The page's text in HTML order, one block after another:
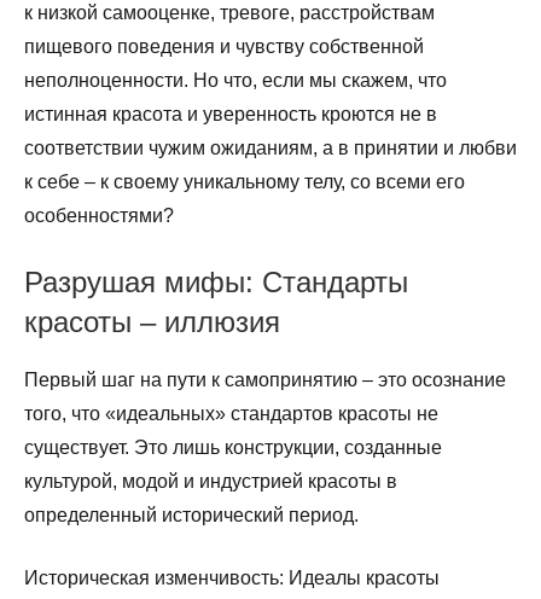
к низкой самооценке, тревоге, расстройствам
пищевого поведения и чувству собственной
неполноценности. Но что, если мы скажем, что
истинная красота и уверенность кроются не в
соответствии чужим ожиданиям, а в принятии и любви
к себе – к своему уникальному телу, со всеми его
особенностями?
Разрушая мифы: Стандарты
красоты – иллюзия
Первый шаг на пути к самопринятию – это осознание
того, что «идеальных» стандартов красоты не
существует. Это лишь конструкции, созданные
культурой, модой и индустрией красоты в
определенный исторический период.
Историческая изменчивость: Идеалы красоты